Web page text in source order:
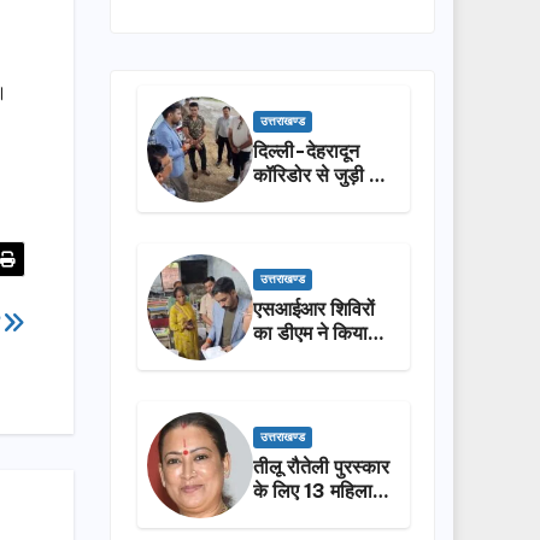
उत्तराखण्ड
दिल्ली-देहरादून
कॉरिडोर से जुड़ी 12
उत्तराखण्ड
एसआईआर शिविरों
का डीएम ने किया
उत्तराखण्ड
तीलू रौतेली पुरस्कार
के लिए 13 महिलाओं